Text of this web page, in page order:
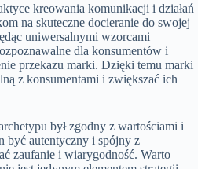
kreowania komunikacji i działań
na skuteczne docieranie do swojej
uniwersalnymi wzorcami
dla konsumentów i
przekazu marki. Dzięki temu marki
z konsumentami i zwiększać ich
był zgodny z wartościami i
być autentyczny i spójny z
zaufanie i wiarygodność. Warto